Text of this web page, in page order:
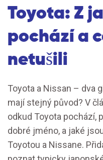
Toyota: Z
pochází a
netušili
Toyota a Nissan – dva
mají stejný původ? V
odkud Toyota pochází,
dobré jméno, a jaké
Toyotou a Nissane.